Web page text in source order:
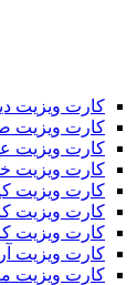
کارت ویزیت
کارت ویزیت
کارت ویزیت
کارت ویزیت
کارت ویزیت
کارت ویزیت
کارت ویزیت
کارت ویزیت
کارت ویزیت